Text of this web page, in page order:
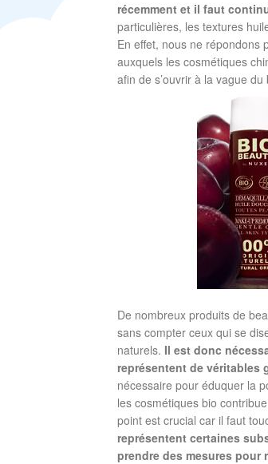
récemment et il faut
particulières, les textures
En effet, nous ne répondons
auxquels les cosmétiques
afin de s’ouvrir à la vague du
De nombreux produits de
sans compter ceux qui se
naturels. Il est donc
représentent de véritables
nécessaire pour éduquer la
les cosmétiques bio
point est crucial car il faut
représentent certaines
prendre des mesures pour